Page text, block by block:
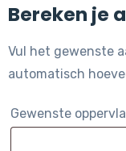
Bereken je
Vul het gewenste
automatisch
Gewenste